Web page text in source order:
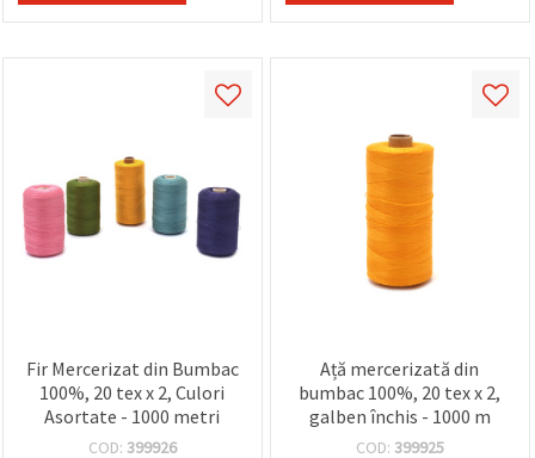
Fir Mercerizat din Bumbac
100%, 20 tex x 2, Culori
Asortate - 1000 metri
COD: 399926
Ață mercerizată din
bumbac 100%, 20 tex x 2,
galben închis - 1000 m
COD: 399925